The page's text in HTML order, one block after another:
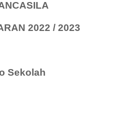
2022 / 2023
Sekolah